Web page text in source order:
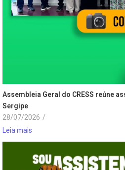
Assembleia Geral do CRESS reúne
Sergipe
28/07/2026 /
Leia mais